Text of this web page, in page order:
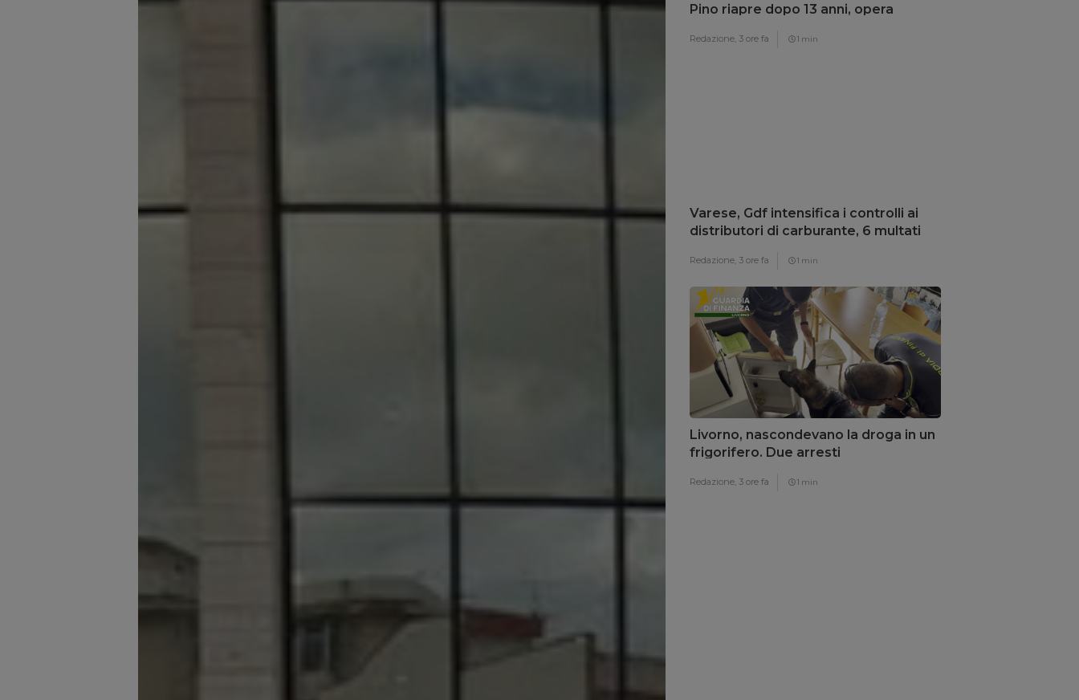
Pino riapre dopo 13 anni, opera
Redazione, 3 ore fa 1 min
Varese, Gdf intensifica i controlli ai
distributori di carburante, 6 multati
Redazione, 3 ore fa 1 min
Livorno, nascondevano la droga in un
frigorifero. Due arresti
Redazione, 3 ore fa 1 min